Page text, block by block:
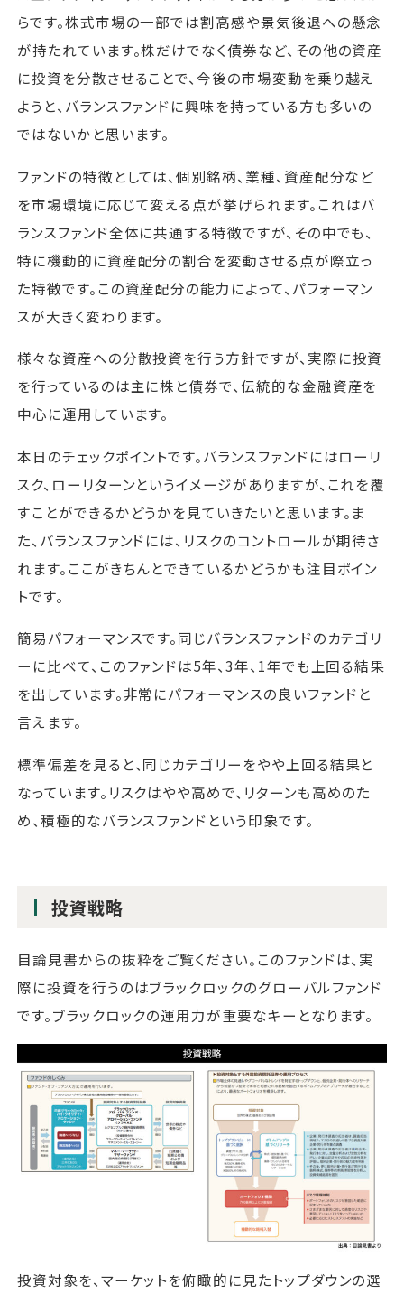
らです。株式市場の一部では割高感や景気後退への懸念
が持たれています。株だけでなく債券など、その他の資産
に投資を分散させることで、今後の市場変動を乗り越え
ようと、バランスファンドに興味を持っている方も多いの
ではないかと思います。
ファンドの特徴としては、個別銘柄、業種、資産配分など
を市場環境に応じて変える点が挙げられます。これはバ
ランスファンド全体に共通する特徴ですが、その中でも、
特に機動的に資産配分の割合を変動させる点が際立っ
た特徴です。この資産配分の能力によって、パフォーマン
スが大きく変わります。
様々な資産への分散投資を行う方針ですが、実際に投資
を行っているのは主に株と債券で、伝統的な金融資産を
中心に運用しています。
本日のチェックポイントです。バランスファンドにはローリ
スク、ローリターンというイメージがありますが、これを覆
すことができるかどうかを見ていきたいと思います。ま
た、バランスファンドには、リスクのコントロールが期待さ
れます。ここがきちんとできているかどうかも注目ポイン
トです。
簡易パフォーマンスです。同じバランスファンドのカテゴリ
ーに比べて、このファンドは5年、3年、1年でも上回る結果
を出しています。非常にパフォーマンスの良いファンドと
言えます。
標準偏差を見ると、同じカテゴリーをやや上回る結果と
なっています。リスクはやや高めで、リターンも高めのた
め、積極的なバランスファンドという印象です。
投資戦略
目論見書からの抜粋をご覧ください。このファンドは、実
際に投資を行うのはブラックロックのグローバルファンド
です。ブラックロックの運用力が重要なキーとなります。
投資対象を、マーケットを俯瞰的に見たトップダウンの選